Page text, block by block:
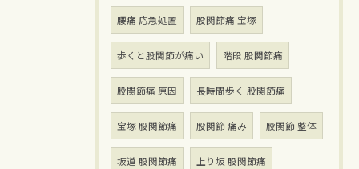
腰痛 応急処置 股関節痛 宝塚
歩くと股関節が痛い 階段 股関節痛
股関節痛 原因 長時間歩く 股関節痛
宝塚 股関節痛 股関節 痛み 股関節 整体
坂道 股関節痛 上り坂 股関節痛